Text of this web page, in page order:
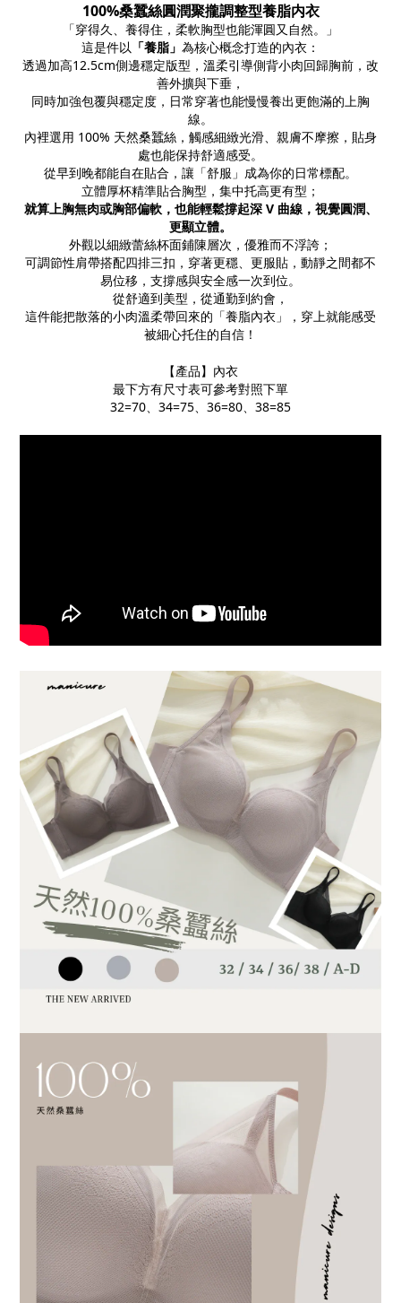
100%桑蠶絲圓潤聚攏調整型養脂内衣
「穿得久、養得住，柔軟胸型也能渾圓又自然。」
這是件以 「養脂」 為核心概念打造的內衣：
透過加高12.5cm側邊穩定版型，溫柔引導側背小肉回歸胸前，改
善外擴與下垂，
同時加強包覆與穩定度，日常穿著也能慢慢養出更飽滿的上胸
線。
內裡選用 100% 天然桑蠶絲，觸感細緻光滑、親膚不摩擦，貼身
處也能保持舒適感受。
從早到晚都能自在貼合，讓「舒服」成為你的日常標配。
立體厚杯精準貼合胸型，集中托高更有型；
就算上胸無肉或胸部偏軟，也能輕鬆撐起深 V 曲線，視覺圓潤、
更顯立體。
外觀以細緻蕾絲杯面鋪陳層次，優雅而不浮誇；
可調節性肩帶搭配四排三扣，穿著更穩、更服貼，動靜之間都不
易位移，支撐感與安全感一次到位。
從舒適到美型，從通勤到約會，
這件能把散落的小肉溫柔帶回來的「養脂內衣」，穿上就能感受
被細心托住的自信！
【產品】內衣
最下方有尺寸表可參考對照下單
32=70、34=75、36=80、38=85